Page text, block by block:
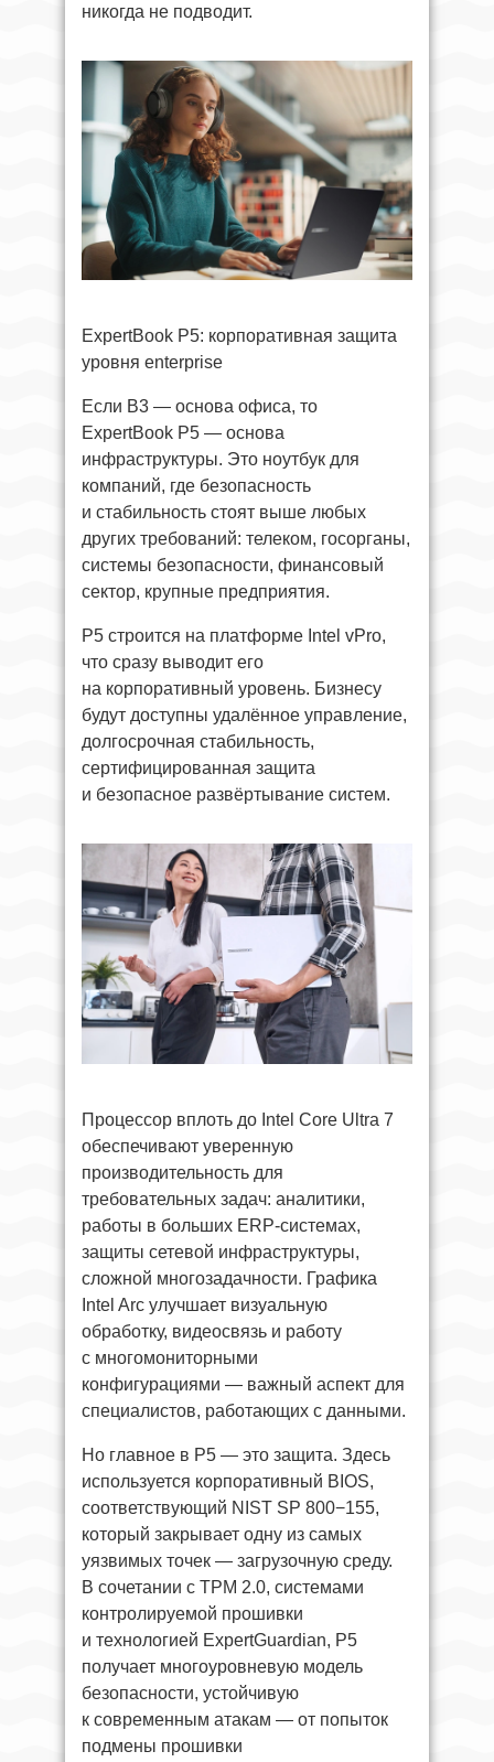
никогда не подводит.
ExpertBook P5: корпоративная защита
уровня enterprise
Если B3 — основа офиса, то
ExpertBook P5 — основа
инфраструктуры. Это ноутбук для
компаний, где безопасность
и стабильность стоят выше любых
других требований: телеком, госорганы,
системы безопасности, финансовый
сектор, крупные предприятия.
P5 строится на платформе Intel vPro,
что сразу выводит его
на корпоративный уровень. Бизнесу
будут доступны удалённое управление,
долгосрочная стабильность,
сертифицированная защита
и безопасное развёртывание систем.
Процессор вплоть до Intel Core Ultra 7
обеспечивают уверенную
производительность для
требовательных задач: аналитики,
работы в больших ERP-системах,
защиты сетевой инфраструктуры,
сложной многозадачности. Графика
Intel Arc улучшает визуальную
обработку, видеосвязь и работу
с многомониторными
конфигурациями — важный аспект для
специалистов, работающих с данными.
Но главное в P5 — это защита. Здесь
используется корпоративный BIOS,
соответствующий NIST SP 800−155,
который закрывает одну из самых
уязвимых точек — загрузочную среду.
В сочетании с TPM 2.0, системами
контролируемой прошивки
и технологией ExpertGuardian, P5
получает многоуровневую модель
безопасности, устойчивую
к современным атакам — от попыток
подмены прошивки